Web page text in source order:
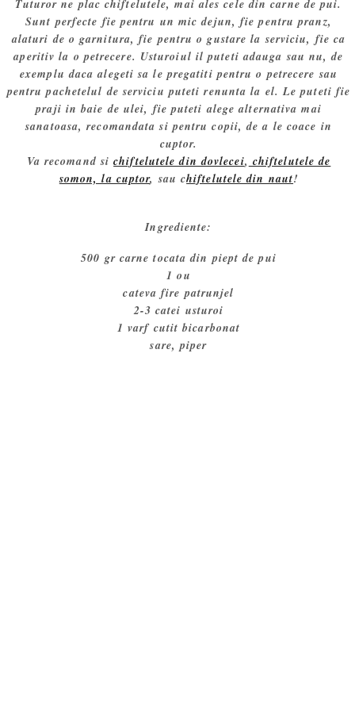
Tuturor ne plac chiftelutele, mai ales cele din carne de pui.
Sunt perfecte fie pentru un mic dejun, fie pentru pranz,
alaturi de o garnitura, fie pentru o gustare la serviciu, fie ca
aperitiv la o petrecere. Usturoiul il puteti adauga sau nu, de
exemplu daca alegeti sa le pregatiti pentru o petrecere sau
pentru pachetelul de serviciu puteti renunta la el. Le puteti fie
praji in baie de ulei, fie puteti alege alternativa mai
sanatoasa, recomandata si pentru copii, de a le coace in
cuptor.
Va recomand sichiftelutele din dovlecei, chiftelutele de
somon, la cuptor, sau chiftelutele din naut!
Ingrediente:
500 gr carne tocata din piept de pui
1 ou
cateva fire patrunjel
2-3 catei usturoi
1 varf cutit bicarbonat
sare, piper